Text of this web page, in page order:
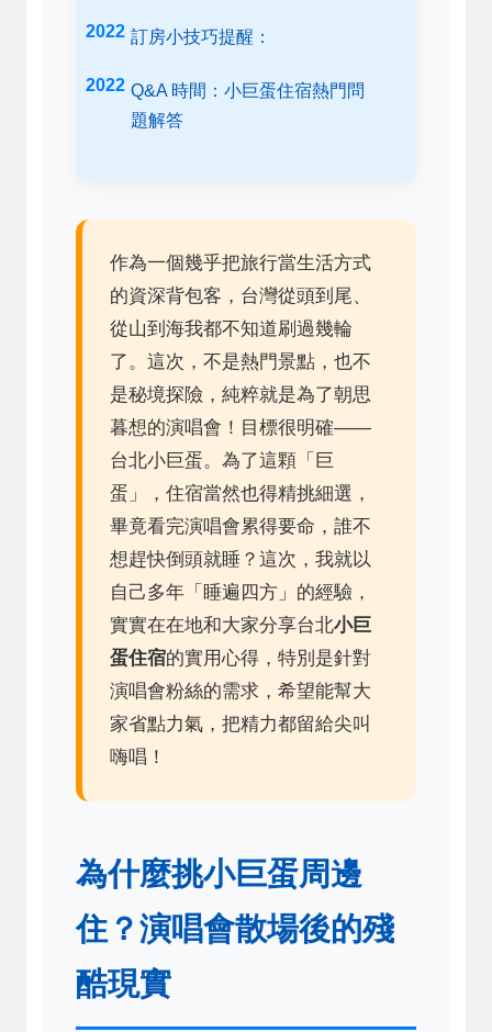
訂房小技巧提醒：
Q&A 時間：小巨蛋住宿熱門問
題解答
作為一個幾乎把旅行當生活方式
的資深背包客，台灣從頭到尾、
從山到海我都不知道刷過幾輪
了。這次，不是熱門景點，也不
是秘境探險，純粹就是為了朝思
暮想的演唱會！目標很明確——
台北小巨蛋。為了這顆「巨
蛋」，住宿當然也得精挑細選，
畢竟看完演唱會累得要命，誰不
想趕快倒頭就睡？這次，我就以
自己多年「睡遍四方」的經驗，
實實在在地和大家分享台北小巨
蛋住宿的實用心得，特別是針對
演唱會粉絲的需求，希望能幫大
家省點力氣，把精力都留給尖叫
嗨唱！
為什麼挑小巨蛋周邊
住？演唱會散場後的殘
酷現實